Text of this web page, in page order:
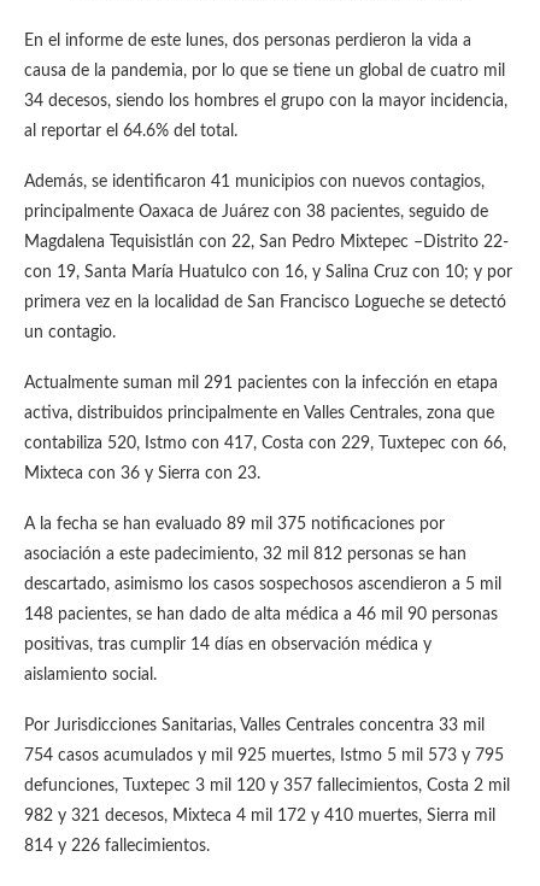
En el informe de este lunes, dos personas perdieron la vida a
causa de la pandemia, por lo que se tiene un global de cuatro mil
34 decesos, siendo los hombres el grupo con la mayor incidencia,
al reportar el 64.6% del total.
Además, se identificaron 41 municipios con nuevos contagios,
principalmente Oaxaca de Juárez con 38 pacientes, seguido de
Magdalena Tequisistlán con 22, San Pedro Mixtepec –Distrito 22-
con 19, Santa María Huatulco con 16, y Salina Cruz con 10; y por
primera vez en la localidad de San Francisco Logueche se detectó
un contagio.
Actualmente suman mil 291 pacientes con la infección en etapa
activa, distribuidos principalmente en Valles Centrales, zona que
contabiliza 520, Istmo con 417, Costa con 229, Tuxtepec con 66,
Mixteca con 36 y Sierra con 23.
A la fecha se han evaluado 89 mil 375 notificaciones por
asociación a este padecimiento, 32 mil 812 personas se han
descartado, asimismo los casos sospechosos ascendieron a 5 mil
148 pacientes, se han dado de alta médica a 46 mil 90 personas
positivas, tras cumplir 14 días en observación médica y
aislamiento social.
Por Jurisdicciones Sanitarias, Valles Centrales concentra 33 mil
754 casos acumulados y mil 925 muertes, Istmo 5 mil 573 y 795
defunciones, Tuxtepec 3 mil 120 y 357 fallecimientos, Costa 2 mil
982 y 321 decesos, Mixteca 4 mil 172 y 410 muertes, Sierra mil
814 y 226 fallecimientos.